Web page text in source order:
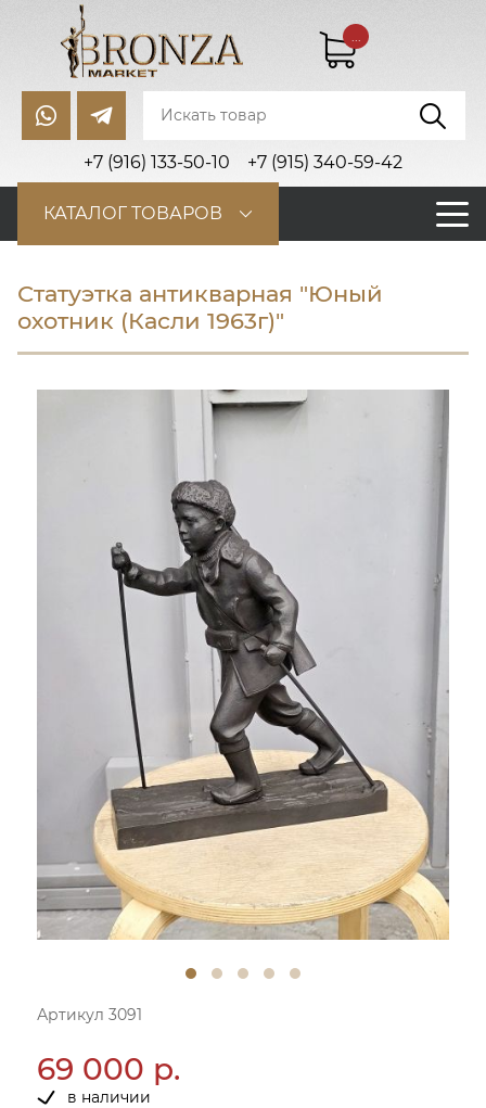
+7 (916) 133-50-10 +7 (915) 340-59-42
...
КАТАЛОГ ТОВАРОВ
Статуэтка антикварная "Юный
охотник (Касли 1963г)"
Артикул 3091
69 000 р.
в наличии